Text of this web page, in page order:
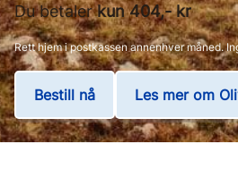
Du betalerkun 404,- kr
Rett hjem i postkassen annenhver måned.
Bestill nå Les mer om